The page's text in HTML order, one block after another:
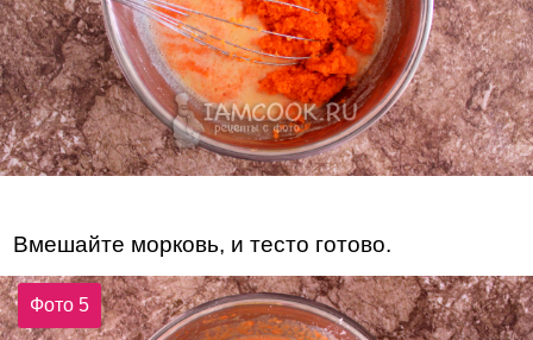
Вмешайте морковь, и тесто готово.
Фото 5